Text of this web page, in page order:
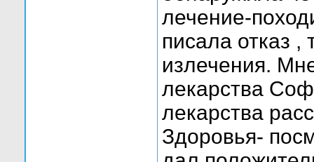
лечение-
писала отказ ,
излечения.
лекарства
лекарства
Здоровья-